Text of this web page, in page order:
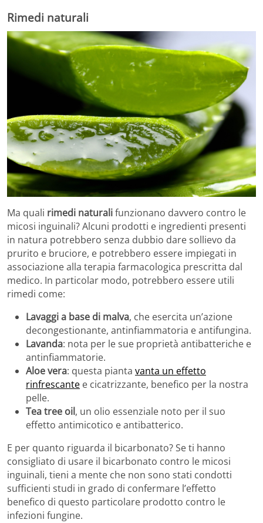
Rimedi naturali
Ma quali rimedi naturalifunzionano davvero contro le
micosi inguinali? Alcuni prodotti e ingredienti presenti
in natura potrebbero senza dubbio dare sollievo da
prurito e bruciore, e potrebbero essere impiegati in
associazione alla terapia farmacologica prescritta dal
medico. In particolar modo, potrebbero essere utili
rimedi come:
Lavaggi a base di malva, che esercita un’azione
decongestionante, antinfiammatoria e antifungina.
Lavanda: nota per le sue proprietà antibatteriche e
antinfiammatorie.
Aloe vera: questa pianta vanta un effetto
rinfrescante e cicatrizzante, benefico per la nostra
pelle.
Tea tree oil, un olio essenziale noto per il suo
effetto antimicotico e antibatterico.
E per quanto riguarda il bicarbonato? Se ti hanno
consigliato di usare il bicarbonato contro le micosi
inguinali, tieni a mente che non sono stati condotti
sufficienti studi in grado di confermare l’effetto
benefico di questo particolare prodotto contro le
infezioni fungine.